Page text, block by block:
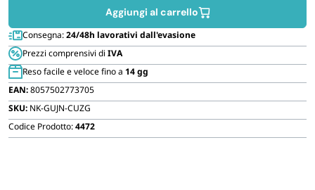
FORNITURE SETTORE HO.RE.CA
BIODEGRADABILE
telecomando
quantità
Aggiungi al carrello
Consegna:24/48h lavorativi dall'evasione
Prezzi comprensivi di IVA
Reso facile e veloce fino a 14 gg
EAN:8057502773705
SKU: NK-GUJN-CUZG
Codice Prodotto:4472